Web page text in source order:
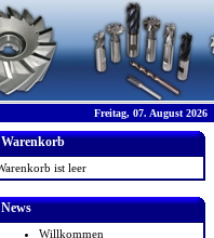
Freitag, 07. August 2026
Warenkorb
ist leer
News
Willkommen